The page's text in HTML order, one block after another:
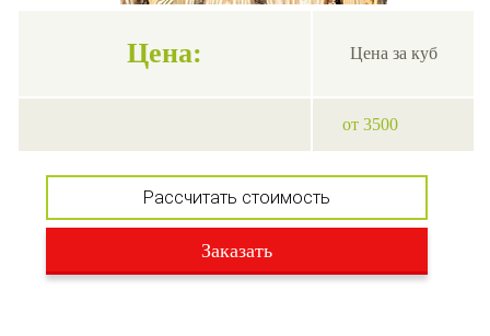
Цена: Цена за куб
от 3500
Рассчитать стоимость
Заказать